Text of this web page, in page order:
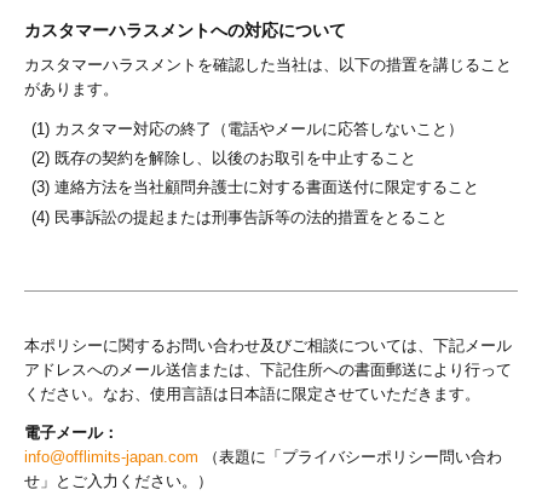
カスタマーハラスメントへの対応について
カスタマーハラスメントを確認した当社は、以下の措置を講じること
があります。
カスタマー対応の終了（電話やメールに応答しないこと）
既存の契約を解除し、以後のお取引を中止すること
連絡方法を当社顧問弁護士に対する書面送付に限定すること
民事訴訟の提起または刑事告訴等の法的措置をとること
本ポリシーに関するお問い合わせ及びご相談については、下記メール
アドレスへのメール送信または、下記住所への書面郵送により行って
ください。なお、使用言語は日本語に限定させていただきます。
電子メール：
info@offlimits-japan.com （表題に「プライバシーポリシー問い合わ
せ」とご入力ください。）